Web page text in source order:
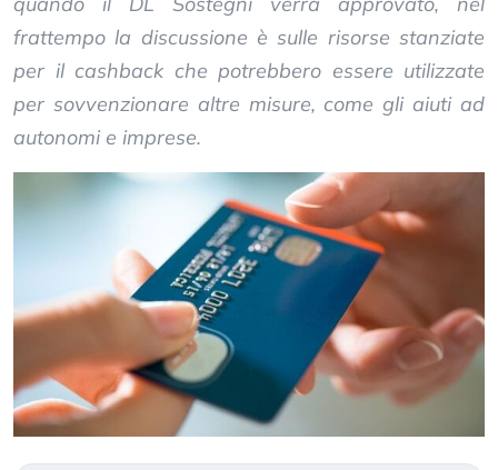
frattempo la discussione è sulle risorse stanziate
per il cashback che potrebbero essere utilizzate
per sovvenzionare altre misure, come gli aiuti ad
autonomi e imprese.